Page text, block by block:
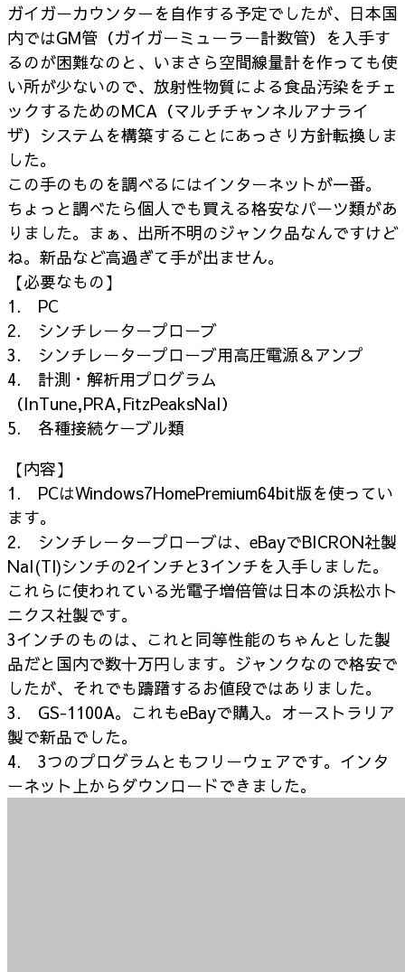
ガイガーカウンターを自作する予定でしたが、日本国
内ではGM管（ガイガーミューラー計数管）を入手す
るのが困難なのと、いまさら空間線量計を作っても使
い所が少ないので、放射性物質による食品汚染をチェ
ックするためのMCA（マルチチャンネルアナライ
ザ）システムを構築することにあっさり方針転換しま
した。
この手のものを調べるにはインターネットが一番。
ちょっと調べたら個人でも買える格安なパーツ類があ
りました。まぁ、出所不明のジャンク品なんですけど
ね。新品など高過ぎて手が出ません。
【必要なもの】
1. PC
2. シンチレータープローブ
3. シンチレータープローブ用高圧電源＆アンプ
4. 計測・解析用プログラム
（InTune,PRA,FitzPeaksNaI）
5. 各種接続ケーブル類
【内容】
1. PCはWindows7HomePremium64bit版を使ってい
ます。
2. シンチレータープローブは、eBayでBICRON社製
NaI(Tl)シンチの2インチと3インチを入手しました。
これらに使われている光電子増倍管は日本の浜松ホト
ニクス社製です。
3インチのものは、これと同等性能のちゃんとした製
品だと国内で数十万円します。ジャンクなので格安で
したが、それでも躊躇するお値段ではありました。
3. GS-1100A。これもeBayで購入。オーストラリア
製で新品でした。
4. 3つのプログラムともフリーウェアです。インタ
ーネット上からダウンロードできました。